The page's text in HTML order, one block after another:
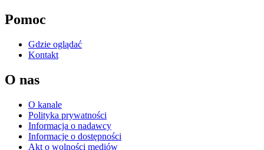
Pomoc
Gdzie oglądać
Kontakt
O nas
O kanale
Polityka prywatności
Informacja o nadawcy
Informacje o dostępności
Akt o wolności mediów